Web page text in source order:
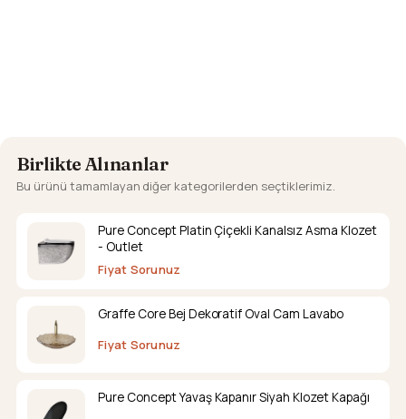
Birlikte Alınanlar
Bu ürünü tamamlayan diğer kategorilerden seçtiklerimiz.
Pure Concept Platin Çiçekli Kanalsız Asma Klozet
- Outlet
Fiyat Sorunuz
Graffe Core Bej Dekoratif Oval Cam Lavabo
Fiyat Sorunuz
Pure Concept Yavaş Kapanır Siyah Klozet Kapağı